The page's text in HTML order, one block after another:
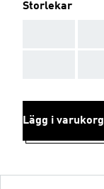
Storlekar
Lägg i varukorg